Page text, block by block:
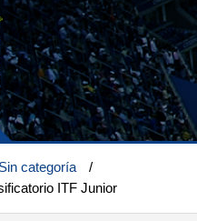
Sin categoría
/
ITF Junior